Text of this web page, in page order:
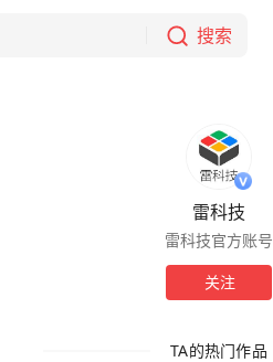
搜索
雷科技
雷科技官方账号
关注
TA的热门作品